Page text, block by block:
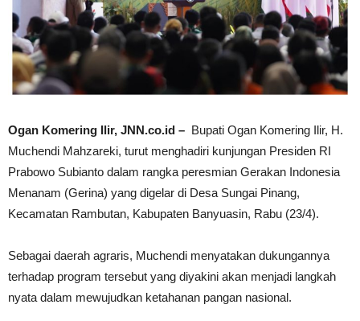
Ogan Komering Ilir, JNN.co.id – Bupati Ogan Komering Ilir, H.
Muchendi Mahzareki, turut menghadiri kunjungan Presiden RI
Prabowo Subianto dalam rangka peresmian Gerakan Indonesia
Menanam (Gerina) yang digelar di Desa Sungai Pinang,
Kecamatan Rambutan, Kabupaten Banyuasin, Rabu (23/4).
Sebagai daerah agraris, Muchendi menyatakan dukungannya
terhadap program tersebut yang diyakini akan menjadi langkah
nyata dalam mewujudkan ketahanan pangan nasional.